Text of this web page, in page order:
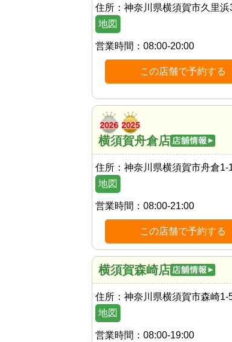
住所： 神奈川県横須賀市久里浜
地図
営業時間： 08:00-20:00
この店舗で予約する
横須賀舟倉店
住所： 神奈川県横須賀市舟倉1-
地図
営業時間： 08:00-21:00
この店舗で予約する
横須賀森崎店
住所： 神奈川県横須賀市森崎1-
地図
営業時間： 08:00-19:00